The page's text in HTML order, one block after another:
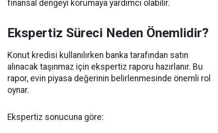
finansal dengeyi korumaya yardımcı olabilir.
Ekspertiz Süreci Neden Önemlidir?
Konut kredisi kullanılırken banka tarafından satın
alınacak taşınmaz için ekspertiz raporu hazırlanır. Bu
rapor, evin piyasa değerinin belirlenmesinde önemli rol
oynar.
Ekspertiz sonucuna göre: